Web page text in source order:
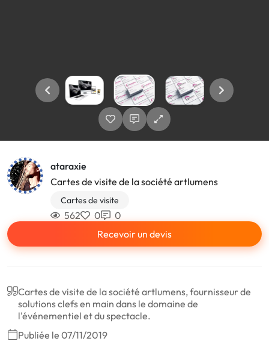
ataraxie
Cartes de visite de la société artlumens
Cartes de visite
562 0
0
Recevoir un devis
Cartes de visite de la société artlumens, fournisseur de
solutions clefs en main dans le domaine de
l'événementiel et du spectacle.
Publiée le 07/11/2019